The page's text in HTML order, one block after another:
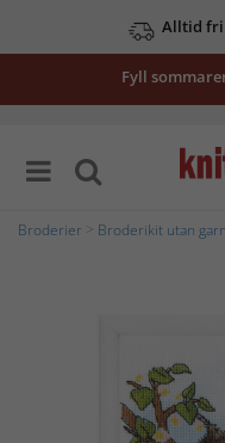
Alltid fri
Fyll
Broderier Broderikit utan garn